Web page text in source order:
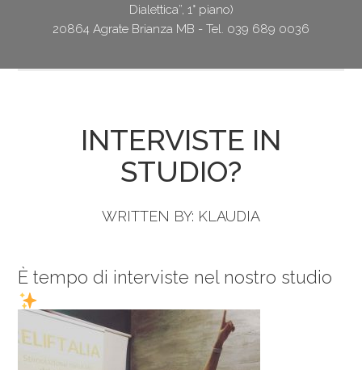
Dialettica”, 1° piano)
20864 Agrate Brianza MB - Tel. 039 689 0036
INTERVISTE IN
STUDIO?
WRITTEN BY: KLAUDIA
È tempo di interviste nel nostro studio